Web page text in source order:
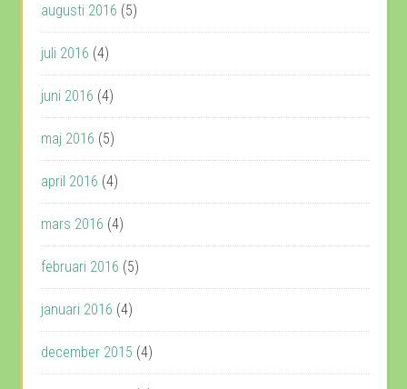
augusti 2016 (5)
juli 2016 (4)
juni 2016 (4)
maj 2016 (5)
april 2016 (4)
mars 2016 (4)
februari 2016 (5)
januari 2016 (4)
december 2015 (4)